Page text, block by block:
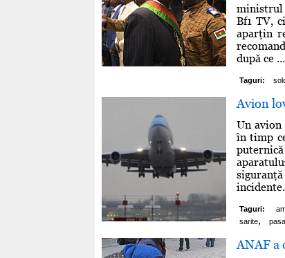
ministrul
Bf1 TV,
aparţin
după ce ...
Taguri:
Avion
Un avion
în timp
Taguri:
sarite,
ANAF a